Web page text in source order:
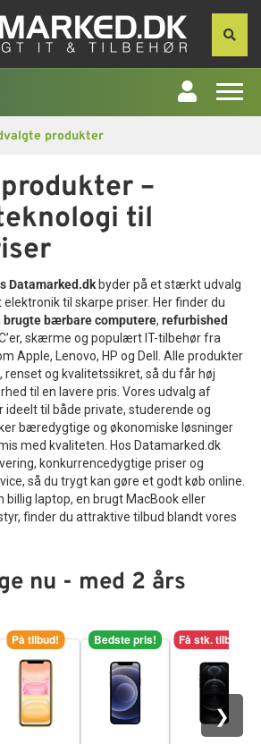
produkter
–
til
Datamarked.dk byder på et stærkt udvalg
til skarpe priser. Her finder du
brugte bærbare computere, refurbished
skærme og populært IT-tilbehør fra
Apple, Lenovo, HP og Dell. Alle produkter
og kvalitetssikret, så du får høj
til en lavere pris. Vores udvalg af
ideelt til både private, studerende og
bæredygtige og økonomiske løsninger
med kvaliteten. Hos Datamarked.dk
konkurrencedygtige priser og
så du trygt kan gøre et godt køb online.
billig laptop, en brugt MacBook eller
finder du attraktive tilbud blandt vores
nu - med 2 års
På tilbud! Bedste pris! Få stk. tilbage
❯